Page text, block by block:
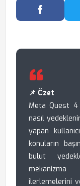
📌 Özet
Meta Quest 4
nasıl
yapan
konuların
bulut
mekanizma
ilerlemelerini